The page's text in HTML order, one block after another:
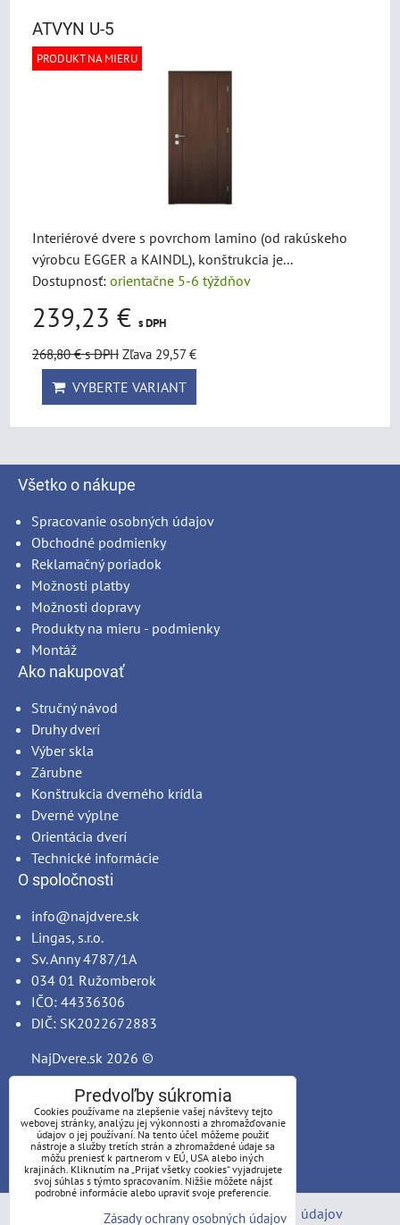
ATVYN U-5
PRODUKT NA MIERU
Interiérové dvere s povrchom lamino (od rakúskeho
výrobcu EGGER a KAINDL), konštrukcia je...
Dostupnosť: orientačne 5-6 týždňov
239,23 € s DPH
268,80 €s DPH Zľava 29,57 €
VYBERTE VARIANT
Všetko o nákupe
Spracovanie osobných údajov
Obchodné podmienky
Reklamačný poriadok
Možnosti platby
Možnosti dopravy
Produkty na mieru - podmienky
Montáž
Ako nakupovať
Stručný návod
Druhy dverí
Výber skla
Zárubne
Konštrukcia dverného krídla
Dverné výplne
Orientácia dverí
Technické informácie
O spoločnosti
info@najdvere.sk
Lingas, s.r.o.
Sv. Anny 4787/1A
034 01 Ružomberok
IČO: 44336306
DIČ: SK2022672883
NajDvere.sk 2026 ©
Predvoľby súkromia Zásady ochrany osobných údajov
Predvoľby súkromia
Cookies používame na zlepšenie vašej návštevy tejto
webovej stránky, analýzu jej výkonnosti a zhromažďovanie
údajov o jej používaní. Na tento účel môžeme použiť
nástroje a služby tretích strán a zhromaždené údaje sa
môžu preniesť k partnerom v EÚ, USA alebo iných
krajinách. Kliknutím na „Prijať všetky cookies“ vyjadrujete
svoj súhlas s týmto spracovaním. Nižšie môžete nájsť
podrobné informácie alebo upraviť svoje preferencie.
Zásady ochrany osobných údajov